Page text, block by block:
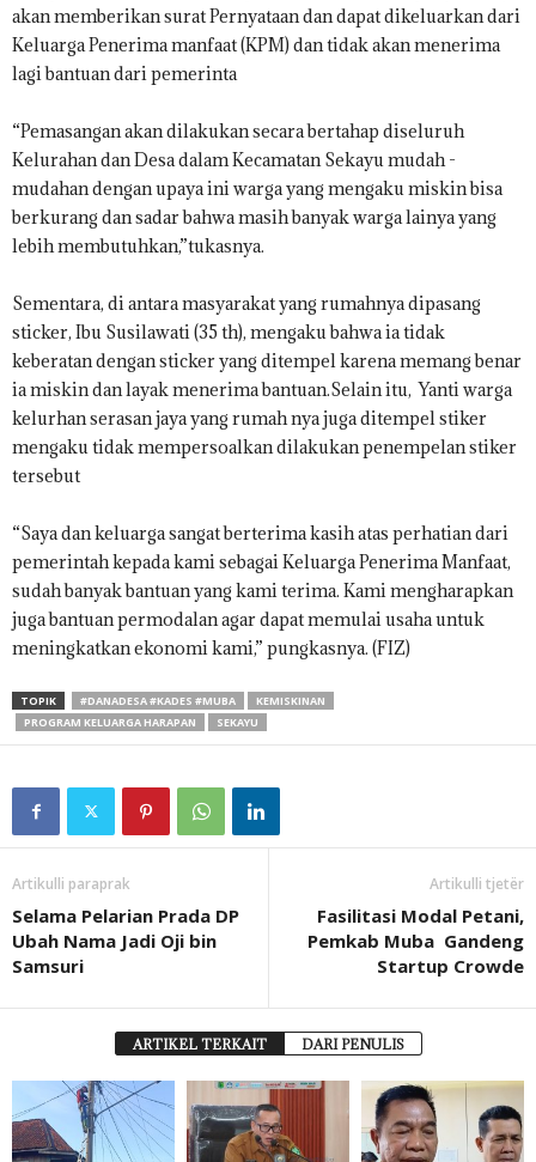
akan memberikan surat Pernyataan dan dapat dikeluarkan dari
Keluarga Penerima manfaat (KPM) dan tidak akan menerima
lagi bantuan dari pemerinta
“Pemasangan akan dilakukan secara bertahap diseluruh
Kelurahan dan Desa dalam Kecamatan Sekayu mudah -
mudahan dengan upaya ini warga yang mengaku miskin bisa
berkurang dan sadar bahwa masih banyak warga lainya yang
lebih membutuhkan,”tukasnya.
Sementara, di antara masyarakat yang rumahnya dipasang
sticker, Ibu Susilawati (35 th), mengaku bahwa ia tidak
keberatan dengan sticker yang ditempel karena memang benar
ia miskin dan layak menerima bantuan.Selain itu, Yanti warga
kelurhan serasan jaya yang rumah nya juga ditempel stiker
mengaku tidak mempersoalkan dilakukan penempelan stiker
tersebut
“Saya dan keluarga sangat berterima kasih atas perhatian dari
pemerintah kepada kami sebagai Keluarga Penerima Manfaat,
sudah banyak bantuan yang kami terima. Kami mengharapkan
juga bantuan permodalan agar dapat memulai usaha untuk
meningkatkan ekonomi kami,” pungkasnya. (FIZ)
TOPIK #DANADESA #KADES #MUBA
KEMISKINAN
PROGRAM KELUARGA HARAPAN
SEKAYU
Artikulli paraprak
Selama Pelarian Prada DP
Ubah Nama Jadi Oji bin
Samsuri
Artikulli tjetër
Fasilitasi Modal Petani,
Pemkab Muba Gandeng
Startup Crowde
ARTIKEL TERKAIT DARI PENULIS